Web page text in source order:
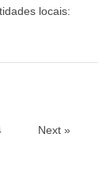
locais:
Next »